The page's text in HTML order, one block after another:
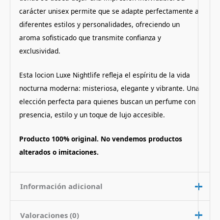
carácter unisex permite que se adapte perfectamente a
diferentes estilos y personalidades, ofreciendo un
aroma sofisticado que transmite confianza y
exclusividad.
Esta locion Luxe Nightlife refleja el espíritu de la vida
nocturna moderna: misteriosa, elegante y vibrante. Una
elección perfecta para quienes buscan un perfume con
presencia, estilo y un toque de lujo accesible.
Producto 100% original. No vendemos productos
alterados o imitaciones.
Información adicional
Contenido
Valoraciones (0)